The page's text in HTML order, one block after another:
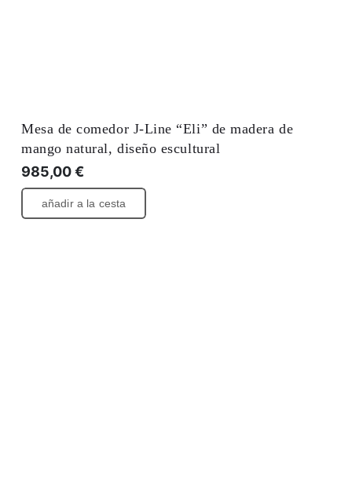
Mesa de comedor J-Line “Eli” de madera de
mango natural, diseño escultural
985,00€
añadir a la cesta